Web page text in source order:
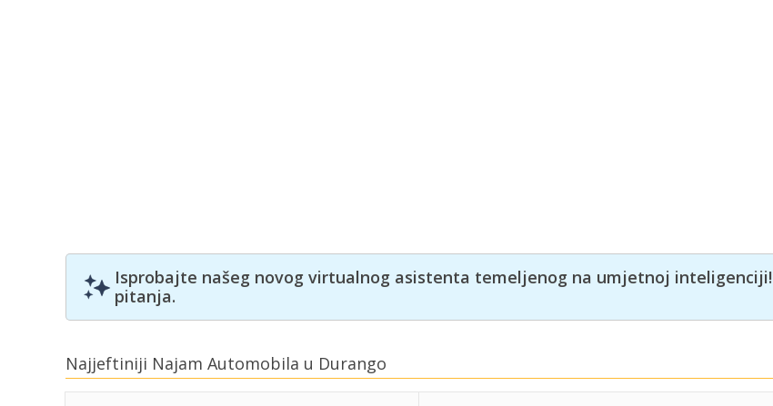
Isprobajte našeg novog virtualnog asistenta temeljenog na umjetnoj inteligenciji!
pitanja.
Najjeftiniji Najam Automobila u Durango